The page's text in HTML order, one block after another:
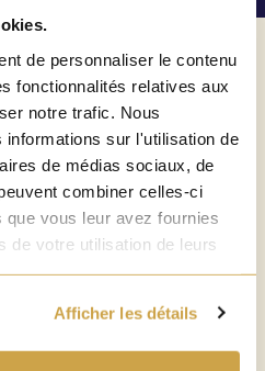
de personnaliser le contenu
fonctionnalités relatives aux
notre trafic. Nous
informations sur l'utilisation de
de médias sociaux, de
combiner celles-ci
vous leur avez fournies
de votre utilisation de leurs
Afficher les détails